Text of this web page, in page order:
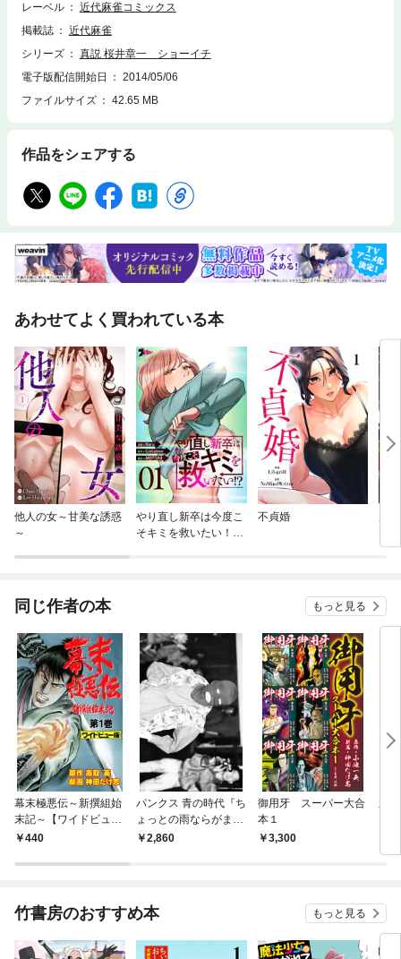
レーベル
近代麻雀コミックス
掲載誌
近代麻雀
シリーズ
真説 桜井章一 ショーイチ
電子版配信開始日
2014/05/06
ファイルサイズ
42.65 MB
作品をシェアする
あわせてよく買われている本
他人の女～甘美な誘惑
～
やり直し新卒は今度こ
そキミを救いたい！？
不貞婚
ー）
同じ作者の本 もっと見る
幕末極悪伝～新撰組始
末記～【ワイドビュー
版】（１）
440
パンクス 青の時代『ち
ょっとの雨ならがま
ん』1980年代パンク
2,860
御用牙 スーパー大合
本１
3,300
新
竹書房のおすすめ本 もっと見る